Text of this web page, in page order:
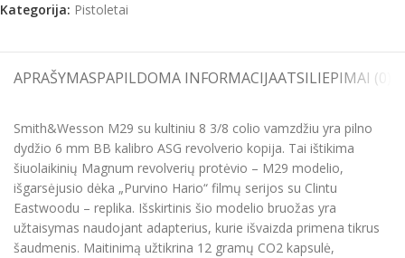
Kategorija: Pistoletai
APRAŠYMASPAPILDOMA INFORMACIJAATSILIEPIMAI (0)
Smith&Wesson M29 su kultiniu 8 3/8 colio vamzdžiu yra pilno
dydžio 6 mm BB kalibro ASG revolverio kopija. Tai ištikima
šiuolaikinių Magnum revolverių protėvio – M29 modelio,
išgarsėjusio dėka „Purvino Hario“ filmų serijos su Clintu
Eastwoodu – replika. Išskirtinis šio modelio bruožas yra
užtaisymas naudojant adapterius, kurie išvaizda primena tikrus
šaudmenis. Maitinimą užtikrina 12 gramų CO2 kapsulė,